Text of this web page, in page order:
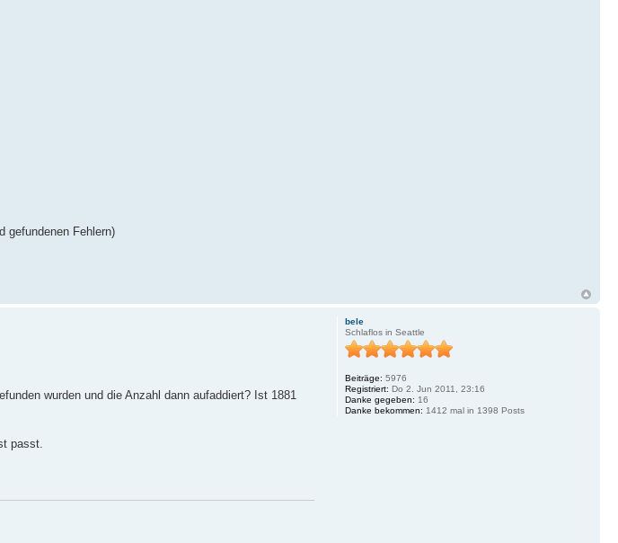
gefundenen Fehlern)
wurden und die Anzahl dann aufaddiert? Ist 1881
passt.
bele
Schlaflos in Seattle
Beiträge: 5976
Registriert: Do 2. Jun 2011, 23:16
Danke gegeben: 16
Danke bekommen: 1412 mal in 1398 Posts